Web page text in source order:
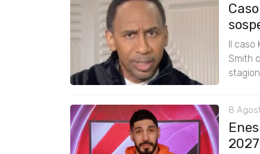
Il caso
Smith
8